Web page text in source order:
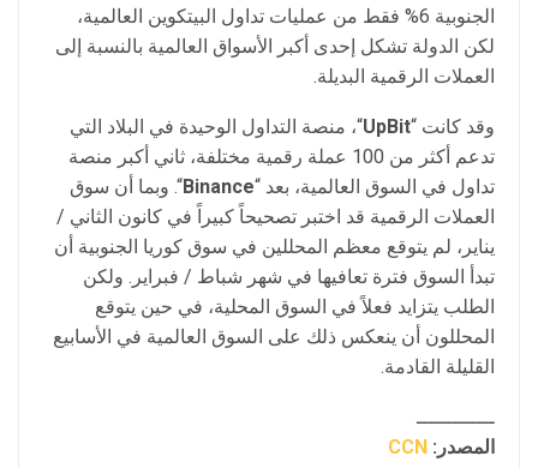
الجنوبية 6% فقط من عمليات تداول البيتكوين العالمية،
لكن الدولة تشكل إحدى أكبر الأسواق العالمية بالنسبة إلى
العملات الرقمية البديلة.
وقد كانت “UpBit“، منصة التداول الوحيدة في البلاد التي
تدعم أكثر من 100 عملة رقمية مختلفة، ثاني أكبر منصة
تداول في السوق العالمية، بعد “Binance“. وبما أن سوق
العملات الرقمية قد اختبر تصحيحاً كبيراً في كانون الثاني /
يناير، لم يتوقع معظم المحللين في سوق كوريا الجنوبية أن
تبدأ السوق فترة تعافيها في شهر شباط / فبراير. ولكن
الطلب يتزايد فعلاً في السوق المحلية، في حين يتوقع
المحللون أن ينعكس ذلك على السوق العالمية في الأسابيع
القليلة القادمة.
ـــــــــــــ
المصدر: CCN